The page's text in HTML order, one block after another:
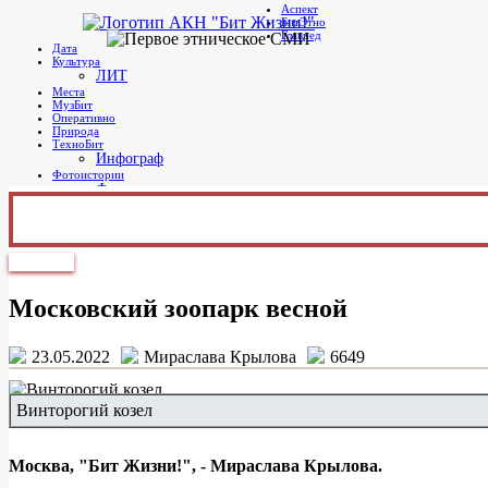
Telegram
Бит Жизни!
Агентство культурных новостей
Аспект
БитЭтно
Главред
Дата
Культура
ЛИТ
Места
МузБит
Оперативно
Природа
ТехноБит
Инфограф
Фотоистории
Фото дня
Московский зоопарк весной
23.05.2022 Мираслава Крылова 6649
Винторогий козел
Москва, "Бит Жизни!", - Мираслава Крылова.